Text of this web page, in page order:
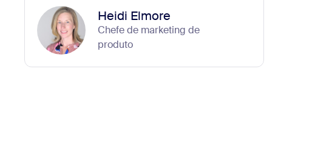
Heidi Elmore
Chefe de marketing de
produto